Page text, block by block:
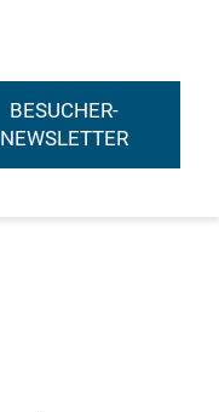
BESUCHER-
NEWSLETTER